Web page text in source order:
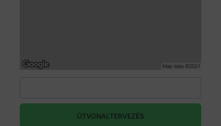
ÚTVONALTERVEZÉS